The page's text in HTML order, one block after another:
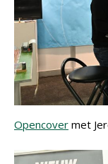
Opencover met